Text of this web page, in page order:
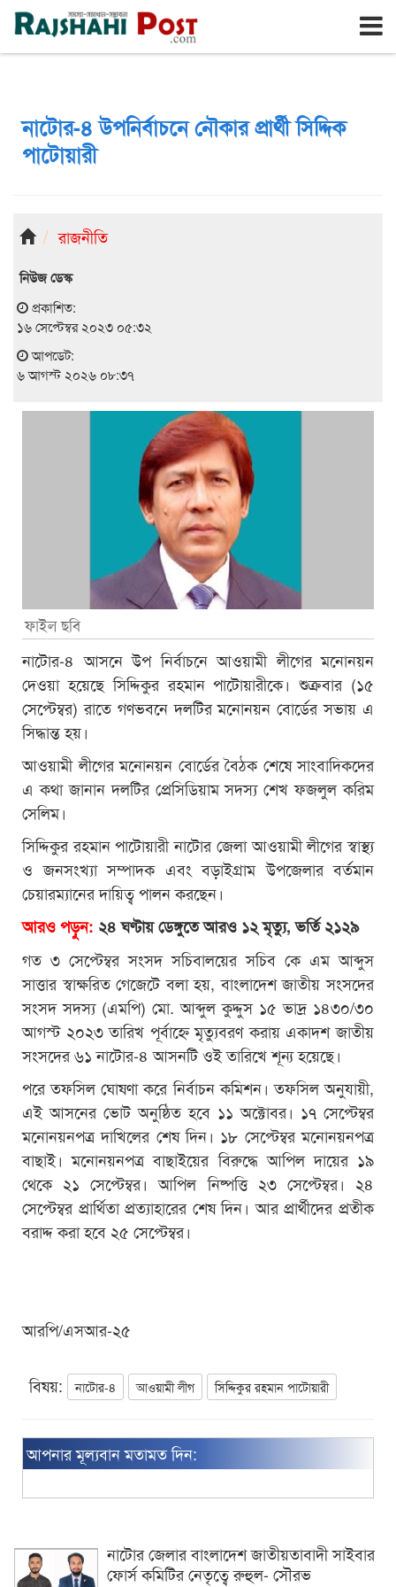
রাজশাহী বৃহঃস্পতিবার, ৬ই আগস্ট ২০২৬, ২৩শে শ্রাবণ ১৪৩৩
নাটোর-৪ উপনির্বাচনে নৌকার প্রার্থী সিদ্দিক
পাটোয়ারী
রাজনীতি
নিউজ ডেস্ক
প্রকাশিত:
১৬ সেপ্টেম্বর ২০২৩ ০৫:৩২
আপডেট:
৬ আগস্ট ২০২৬ ০৮:৩৭
ফাইল ছবি
নাটোর-৪ আসনে উপ নির্বাচনে আওয়ামী লীগের মনোনয়ন
দেওয়া হয়েছে সিদ্দিকুর রহমান পাটোয়ারীকে। শুক্রবার (১৫
সেপ্টেম্বর) রাতে গণভবনে দলটির মনোনয়ন বোর্ডের সভায় এ
সিদ্ধান্ত হয়।
আওয়ামী লীগের মনোনয়ন বোর্ডের বৈঠক শেষে সাংবাদিকদের
এ কথা জানান দলটির প্রেসিডিয়াম সদস্য শেখ ফজলুল করিম
সেলিম।
সিদ্দিকুর রহমান পাটোয়ারী নাটোর জেলা আওয়ামী লীগের স্বাস্থ্য
ও জনসংখ্যা সম্পাদক এবং বড়াইগ্রাম উপজেলার বর্তমান
চেয়ারম্যানের দায়িত্ব পালন করছেন।
আরও পড়ুন: ২৪ ঘণ্টায় ডেঙ্গুতে আরও ১২ মৃত্যু, ভর্তি ২১২৯
গত ৩ সেপ্টেম্বর সংসদ সচিবালয়ের সচিব কে এম আব্দুস
সাত্তার স্বাক্ষরিত গেজেটে বলা হয়, বাংলাদেশ জাতীয় সংসদের
সংসদ সদস্য (এমপি) মো. আব্দুল কুদ্দুস ১৫ ভাদ্র ১৪৩০/৩০
আগস্ট ২০২৩ তারিখ পূর্বাহ্নে মৃত্যুবরণ করায় একাদশ জাতীয়
সংসদের ৬১ নাটোর-৪ আসনটি ওই তারিখে শূন্য হয়েছে।
পরে তফসিল ঘোষণা করে নির্বাচন কমিশন। তফসিল অনুযায়ী,
এই আসনের ভোট অনুষ্ঠিত হবে ১১ অক্টোবর। ১৭ সেপ্টেম্বর
মনোনয়নপত্র দাখিলের শেষ দিন। ১৮ সেপ্টেম্বর মনোনয়নপত্র
বাছাই। মনোনয়নপত্র বাছাইয়ের বিরুদ্ধে আপিল দায়ের ১৯
থেকে ২১ সেপ্টেম্বর। আপিল নিষ্পত্তি ২৩ সেপ্টেম্বর। ২৪
সেপ্টেম্বর প্রার্থিতা প্রত্যাহারের শেষ দিন। আর প্রার্থীদের প্রতীক
বরাদ্দ করা হবে ২৫ সেপ্টেম্বর।
আরপি/এসআর-২৫
বিষয়: নাটোর-৪ আওয়ামী লীগ সিদ্দিকুর রহমান পাটোয়ারী
আপনার মূল্যবান মতামত দিন:
নাটোর জেলার বাংলাদেশ জাতীয়তাবাদী সাইবার
ফোর্স কমিটির নেতৃত্বে রুহুল- সৌরভ